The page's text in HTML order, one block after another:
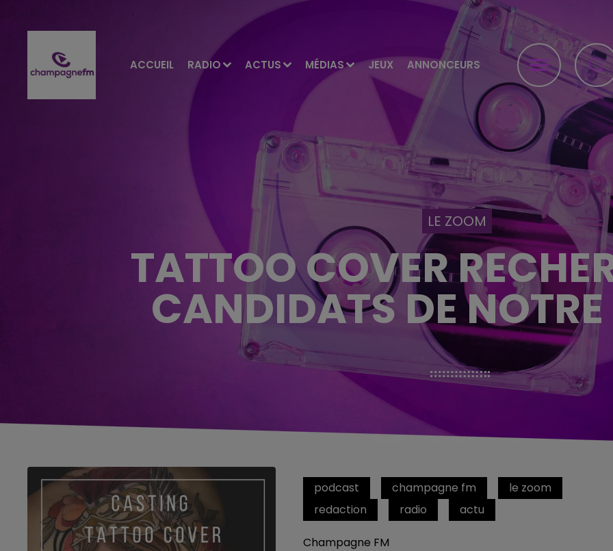
ACCUEIL RADIO ACTUS MÉDIAS JEUX ANNONCEURS
LE ZOOM
TATTOO COVER
CANDIDATS DE
podcast champagne fm
le zoom
redaction
radio actu
Champagne FM